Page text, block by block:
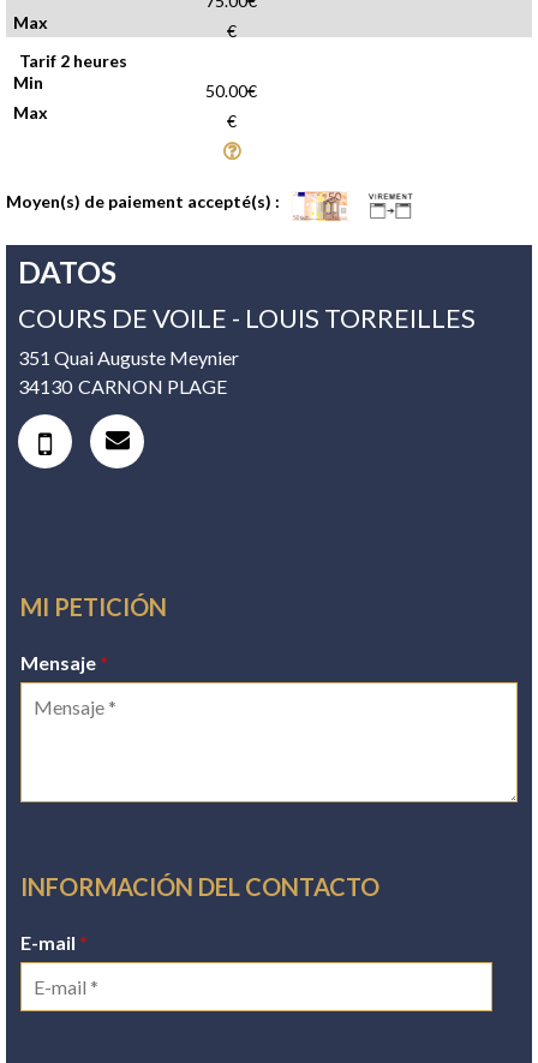
€
Tarif 2 heures
50.00€
€
Moyen(s) de paiement accepté(s) :
DATOS
COURS DE VOILE - LOUIS TORREILLES
351 Quai Auguste Meynier
34130 CARNON PLAGE
MI PETICIÓN
Mensaje *
INFORMACIÓN DEL CONTACTO
E-mail *